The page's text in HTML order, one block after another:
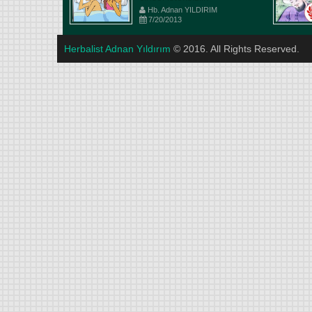
Hb. Adnan YILDIRIM
7/20/2013
Herbalist Adnan Yıldırım © 2016. All Rights Reserved.